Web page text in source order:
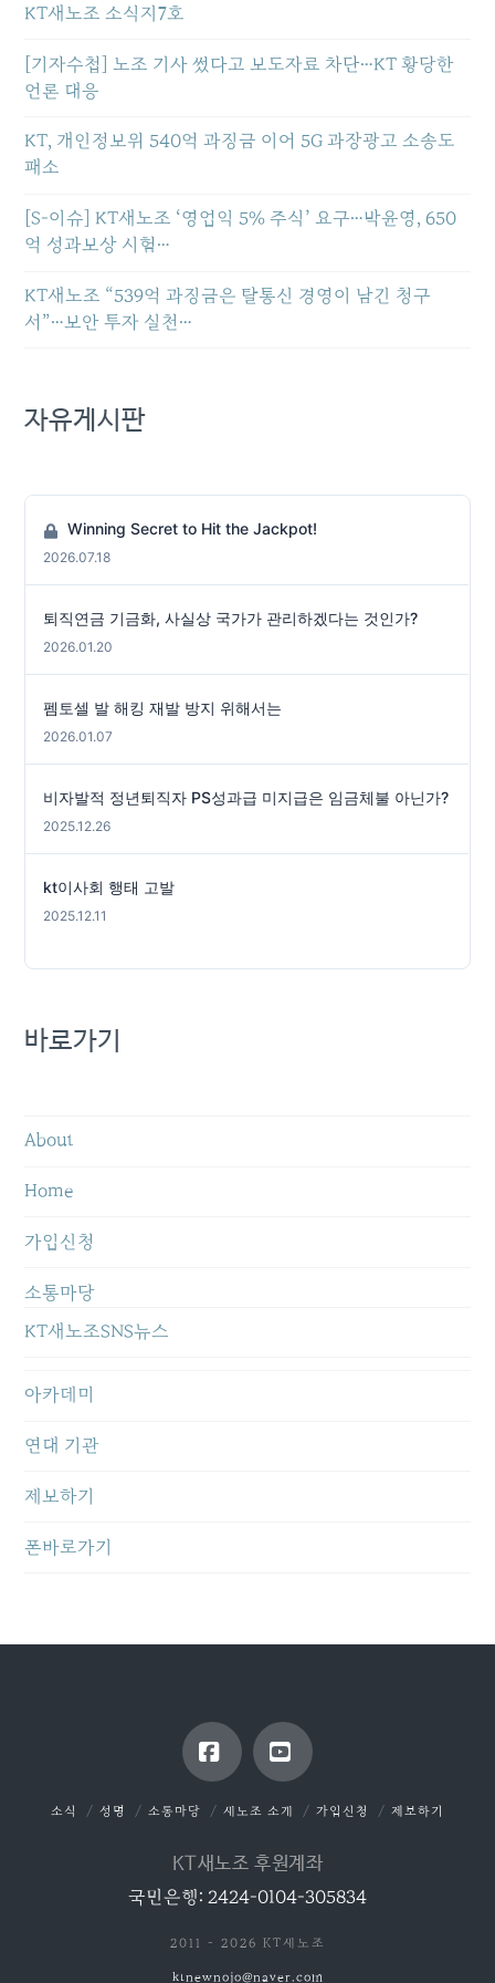
KT새노조 소식지7호
[기자수첩] 노조 기사 썼다고 보도자료 차단…KT 황당한
언론 대응
KT, 개인정보위 540억 과징금 이어 5G 과장광고 소송도
패소
[S-이슈] KT새노조 ‘영업익 5% 주식’ 요구…박윤영, 650
억 성과보상 시험…
KT새노조 “539억 과징금은 탈통신 경영이 남긴 청구
서”…보안 투자 실천…
자유게시판
Winning Secret to Hit the Jackpot!
2026.07.18
퇴직연금 기금화, 사실상 국가가 관리하겠다는 것인가?
2026.01.20
펨토셀 발 해킹 재발 방지 위해서는
2026.01.07
비자발적 정년퇴직자 PS성과급 미지급은 임금체불 아닌가?
2025.12.26
kt이사회 행태 고발
2025.12.11
바로가기
About
Home
가입신청
소통마당
KT새노조SNS뉴스
아카데미
연대 기관
제보하기
폰바로가기
FacebookYouTube
소식 성명 소통마당 새노조 소개 가입신청 제보하기
KT새노조 후원계좌
국민은행: 2424-0104-305834
2011 - 2026 KT새노조
ktnewnojo@naver.com